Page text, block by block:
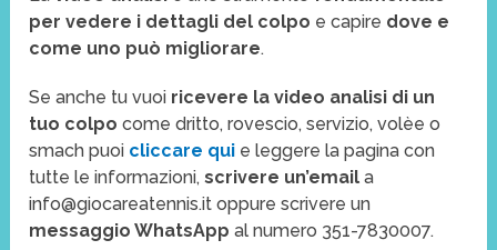
per vedere i dettagli del colpo e capire dove e
come uno può migliorare.
Se anche tu vuoi ricevere la video analisi di un
tuo colpo come dritto, rovescio, servizio, volèe o
smach puoi cliccare qui e leggere la pagina con
tutte le informazioni,scrivere un’emaila
info@giocareatennis.it oppure scrivere un
messaggio WhatsApp al numero 351-7830007.